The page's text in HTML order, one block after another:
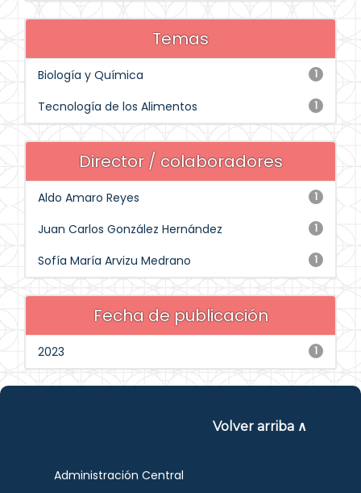
Temas
1
Biología y Química
1
Tecnología de los Alimentos
Director / colaboradores
1
Aldo Amaro Reyes
1
Juan Carlos González Hernández
1
Sofía María Arvizu Medrano
Fecha de publicación
1
2023
Volver arriba ∧
Administración Central